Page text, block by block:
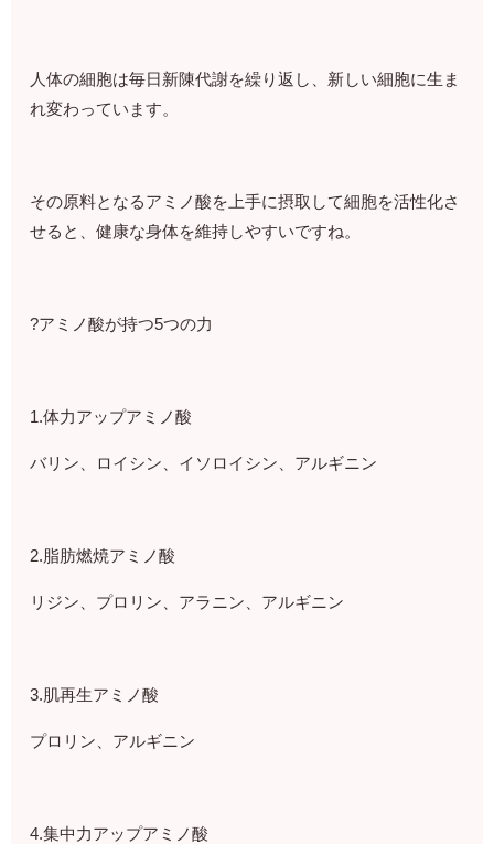
人体の細胞は毎日新陳代謝を繰り返し、新しい細胞に生ま
れ変わっています。
その原料となるアミノ酸を上手に摂取して細胞を活性化さ
せると、健康な身体を維持しやすいですね。
?アミノ酸が持つ5つの力
1.体力アップアミノ酸
バリン、ロイシン、イソロイシン、アルギニン
2.脂肪燃焼アミノ酸
リジン、プロリン、アラニン、アルギニン
3.肌再生アミノ酸
プロリン、アルギニン
4.集中力アップアミノ酸